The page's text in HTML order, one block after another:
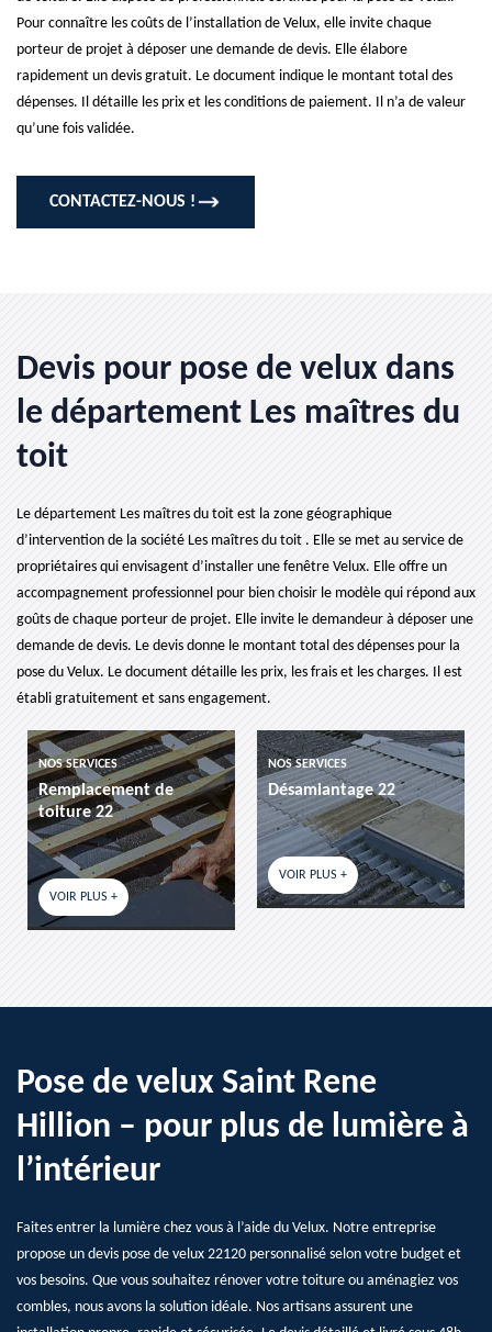
Pour connaître les coûts de l’installation de Velux, elle invite chaque
porteur de projet à déposer une demande de devis. Elle élabore
rapidement un devis gratuit. Le document indique le montant total des
dépenses. Il détaille les prix et les conditions de paiement. Il n’a de valeur
qu’une fois validée.
CONTACTEZ-NOUS !
Devis pour pose de velux dans
le département Les maîtres du
toit
Le département Les maîtres du toit est la zone géographique
d’intervention de la société Les maîtres du toit . Elle se met au service de
propriétaires qui envisagent d’installer une fenêtre Velux. Elle offre un
accompagnement professionnel pour bien choisir le modèle qui répond aux
goûts de chaque porteur de projet. Elle invite le demandeur à déposer une
demande de devis. Le devis donne le montant total des dépenses pour la
pose du Velux. Le document détaille les prix, les frais et les charges. Il est
établi gratuitement et sans engagement.
NOS SERVICES
Remplacement de
toiture 22
VOIR PLUS +
NOS SERVICES
Désamiantage 22
VOIR PLUS +
Pose de velux Saint Rene
Hillion – pour plus de lumière à
l’intérieur
Faites entrer la lumière chez vous à l’aide du Velux. Notre entreprise
propose un devis pose de velux 22120 personnalisé selon votre budget et
vos besoins. Que vous souhaitez rénover votre toiture ou aménagiez vos
combles, nous avons la solution idéale. Nos artisans assurent une